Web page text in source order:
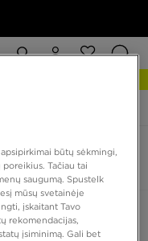
Filtruoti
būtų sėkmingi,
Tačiau tai
saugumą. Spustelk
mūsų svetainėje
įskaitant Tavo
rekomendacijas,
įsiminimą. Gali bet